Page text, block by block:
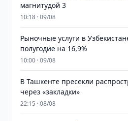
магнитудой 3
10:18 · 09/08
Рыночные услуги в
полугодие на 16,9%
10:00 · 09/08
В Ташкенте пресекли
через «закладки»
22:15 · 08/08